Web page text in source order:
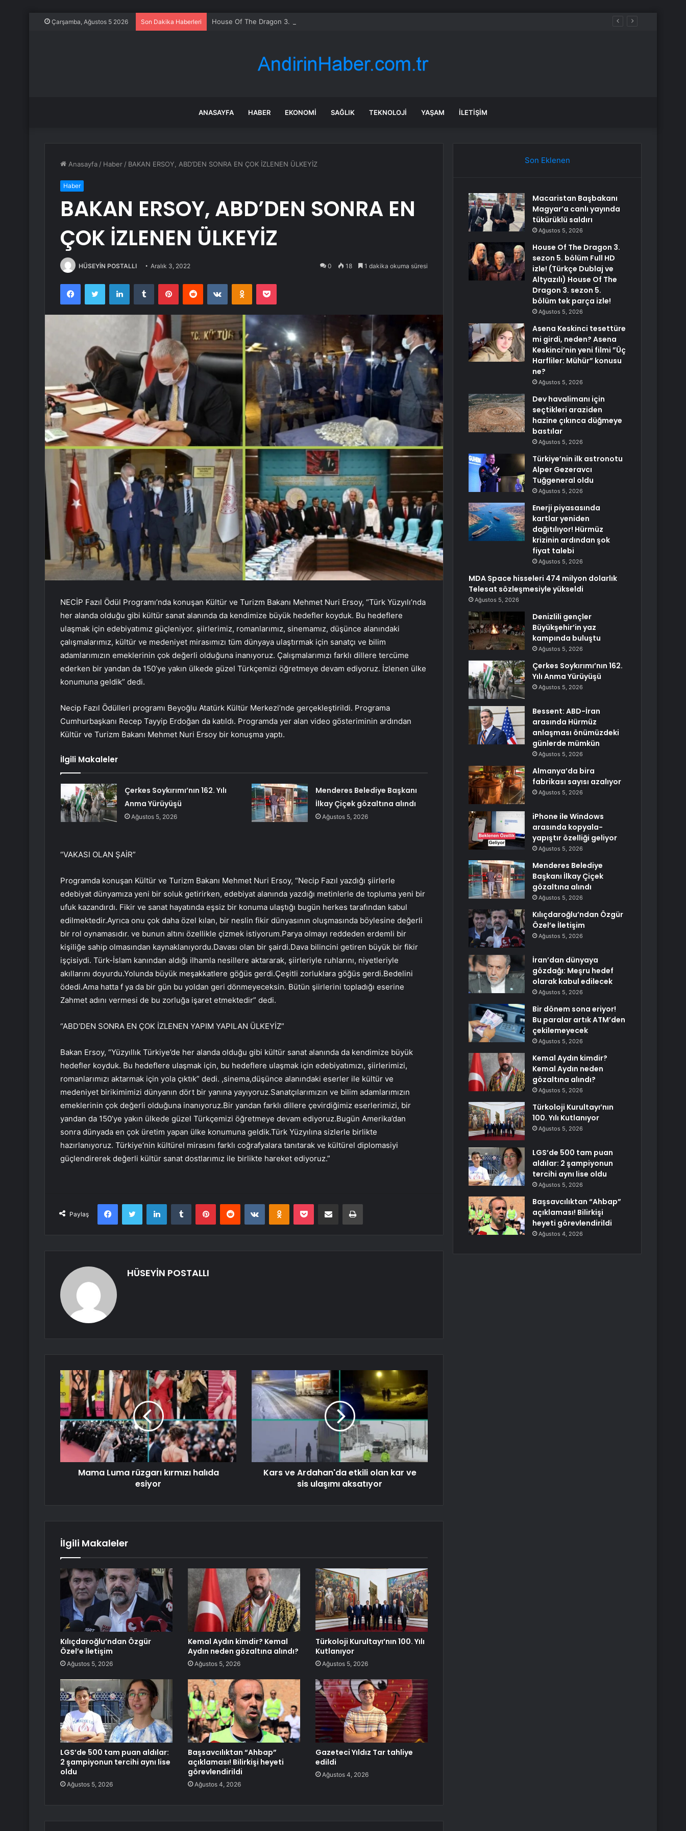
Çarşamba, Ağustos 5 2026 Son Dakika Haberleri
ANASAYFA HABER EKONOMI SAĞLIK TEKNOLOJI YAŞAM İLETIŞIM
Anasayfa / Haber / BAKAN ERSOY, ABD’DEN SONRA EN ÇOK İZLENEN ÜLKEYİZ
Haber
BAKAN ERSOY, ABD’DEN SONRA EN
ÇOK İZLENEN ÜLKEYİZ
HÜSEYİN POSTALLI Aralık 3, 2022 0 18 1 dakika okuma süresi
FacebookTwitter LinkedInTumblr PinterestReddit VKontakteOdnoklassniki
Pocket
NECİP Fazıl Ödül Programı’nda konuşan Kültür ve Turizm Bakanı Mehmet Nuri Ersoy, “Türk Yüzyılı’nda
her alanda olduğu gibi kültür sanat alanında da kendimize büyük hedefler koyduk. Bu hedeflere
ulaşmak için edebiyatımız güçleniyor. şiirlerimiz, romanlarımız, sinemamız, düşünce alanındaki
çalışmalarımız, kültür ve medeniyet mirasımızı tüm dünyaya ulaştırmak için sanatçı ve bilim
adamlarımızın emeklerinin çok değerli olduğuna inanıyoruz. Çalışmalarımızı farklı dillere tercüme
ederken bir yandan da 150’ye yakın ülkede güzel Türkçemizi öğretmeye devam ediyoruz. İzlenen ülke
konumuna geldik” dedi.
Necip Fazıl Ödülleri programı Beyoğlu Atatürk Kültür Merkezi’nde gerçekleştirildi. Programa
Cumhurbaşkanı Recep Tayyip Erdoğan da katıldı. Programda yer alan video gösteriminin ardından
Kültür ve Turizm Bakanı Mehmet Nuri Ersoy bir konuşma yaptı.
İlgili Makaleler
Çerkes Soykırımı’nın 162. Yılı
Anma Yürüyüşü
Ağustos 5, 2026
Menderes Belediye Başkanı
İlkay Çiçek gözaltına alındı
Ağustos 5, 2026
“VAKASI OLAN ŞAİR”
Programda konuşan Kültür ve Turizm Bakanı Mehmet Nuri Ersoy, “Necip Fazıl yazdığı şiirlerle
edebiyat dünyamıza yeni bir soluk getirirken, edebiyat alanında yazdığı metinlerle de topluma yeni bir
ufuk kazandırdı. Fikir ve sanat hayatında eşsiz bir konuma ulaştığı bugün herkes tarafından kabul
edilmektedir.Ayrıca onu çok daha özel kılan, bir neslin fikir dünyasının oluşmasında böylesine değerli
bir rol oynamasıdır. ve bunun altını özellikle çizmek istiyorum.Parya olmayı reddeden erdemli bir
kişiliğe sahip olmasından kaynaklanıyordu.Davası olan bir şairdi.Dava bilincini getiren büyük bir fikir
işçisiydi. Türk-İslam kanından aldığı ilhamla nesillere aktararak, şiirleriyle ruhlarını, niyetleriyle
akıllarını doyurdu.Yolunda büyük meşakkatlere göğüs gerdi.Çeşitli zorluklara göğüs gerdi.Bedelini
ödedi.Ama hatta f ya da bir gün bu yoldan geri dönmeyeceksin. Bütün şiirlerini topladığı eserine
Zahmet adını vermesi de bu zorluğa işaret etmektedir” dedi.
“ABD’DEN SONRA EN ÇOK İZLENEN YAPIM YAPILAN ÜLKEYİZ”
Bakan Ersoy, “Yüzyıllık Türkiye’de her alanda olduğu gibi kültür sanat alanında da kendimize büyük
hedefler koyduk. Bu hedeflere ulaşmak için, bu hedeflere ulaşmak için edebiyatımızı, şiirlerimizi,
romanlarımızı aktarmak için yola çıktık” dedi. ,sinema,düşünce alanındaki eserler ile kültür ve
medeniyet birikimimizi dünyanın dört bir yanına yayıyoruz.Sanatçılarımızın ve bilim adamlarımızın
emeklerinin çok değerli olduğuna inanıyoruz.Bir yandan farklı dillere çevirdiğimiz eserlerimizi, bir
yandan da 150’ye yakın ülkede güzel Türkçemizi öğretmeye devam ediyoruz.Bugün Amerika’dan
sonra dünyada en çok üretim yapan ülke konumuna geldik.Türk Yüzyılına sizlerle birlikte
hazırlanıyoruz. Türkiye’nin kültürel mirasını farklı coğrafyalara tanıtarak ve kültürel diplomasiyi
güçlendirerek değerli kültür sanat dostlarımız ile birlikte hareket ediyoruz.”
Paylaş
FacebookTwitter LinkedInTumblr PinterestReddit VKontakteOdnoklassniki
Pocket E-Posta ile paylaş Yazdır
HÜSEYİN POSTALLI
Mama Luma rüzgarı kırmızı halıda
esiyor
Kars ve Ardahan'da etkili olan kar ve
sis ulaşımı aksatıyor
İlgili Makaleler
Kılıçdaroğlu’ndan Özgür
Özel’e İletişim
Ağustos 5, 2026
Kemal Aydın kimdir? Kemal
Aydın neden gözaltına alındı?
Ağustos 5, 2026
Türkoloji Kurultayı’nın 100. Yılı
Kutlanıyor
Ağustos 5, 2026
LGS’de 500 tam puan aldılar:
2 şampiyonun tercihi aynı lise
oldu
Ağustos 5, 2026
Başsavcılıktan “Ahbap”
açıklaması! Bilirkişi heyeti
görevlendirildi
Ağustos 4, 2026
Gazeteci Yıldız Tar tahliye
edildi
Ağustos 4, 2026
Son Eklenen
Macaristan Başbakanı
Magyar’a canlı yayında
tükürüklü saldırı
Ağustos 5, 2026
House Of The Dragon 3.
sezon 5. bölüm Full HD
izle! (Türkçe Dublaj ve
Altyazılı) House Of The
Dragon 3. sezon 5.
bölüm tek parça izle!
Ağustos 5, 2026
Asena Keskinci tesettüre
mi girdi, neden? Asena
Keskinci’nin yeni filmi ”Üç
Harfliler: Mühür” konusu
ne?
Ağustos 5, 2026
Dev havalimanı için
seçtikleri araziden
hazine çıkınca düğmeye
bastılar
Ağustos 5, 2026
Türkiye’nin ilk astronotu
Alper Gezeravcı
Tuğgeneral oldu
Ağustos 5, 2026
Enerji piyasasında
kartlar yeniden
dağıtılıyor! Hürmüz
krizinin ardından şok
fiyat talebi
Ağustos 5, 2026
MDA Space hisseleri 474 milyon dolarlık
Telesat sözleşmesiyle yükseldi
Ağustos 5, 2026
Denizlili gençler
Büyükşehir’in yaz
kampında buluştu
Ağustos 5, 2026
Çerkes Soykırımı’nın 162.
Yılı Anma Yürüyüşü
Ağustos 5, 2026
Bessent: ABD-İran
arasında Hürmüz
anlaşması önümüzdeki
günlerde mümkün
Ağustos 5, 2026
Almanya’da bira
fabrikası sayısı azalıyor
Ağustos 5, 2026
iPhone ile Windows
arasında kopyala-
yapıştır özelliği geliyor
Ağustos 5, 2026
Menderes Belediye
Başkanı İlkay Çiçek
gözaltına alındı
Ağustos 5, 2026
Kılıçdaroğlu’ndan Özgür
Özel’e İletişim
Ağustos 5, 2026
İran’dan dünyaya
gözdağı: Meşru hedef
olarak kabul edilecek
Ağustos 5, 2026
Bir dönem sona eriyor!
Bu paralar artık ATM’den
çekilemeyecek
Ağustos 5, 2026
Kemal Aydın kimdir?
Kemal Aydın neden
gözaltına alındı?
Ağustos 5, 2026
Türkoloji Kurultayı’nın
100. Yılı Kutlanıyor
Ağustos 5, 2026
LGS’de 500 tam puan
aldılar: 2 şampiyonun
tercihi aynı lise oldu
Ağustos 5, 2026
Başsavcılıktan “Ahbap”
açıklaması! Bilirkişi
heyeti görevlendirildi
Ağustos 4, 2026